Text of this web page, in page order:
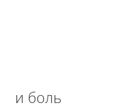
и боль